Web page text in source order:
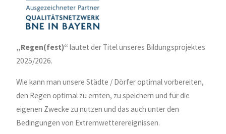
„Regen(fest)“ lautet der Titel unseres Bildungsprojektes
2025/2026.
Wie kann man unsere Städte / Dörfer optimal vorbereiten,
den Regen optimal zu ernten, zu speichern und für die
eigenen Zwecke zu nutzen und das auch unter den
Bedingungen von Extremwetterereignissen.